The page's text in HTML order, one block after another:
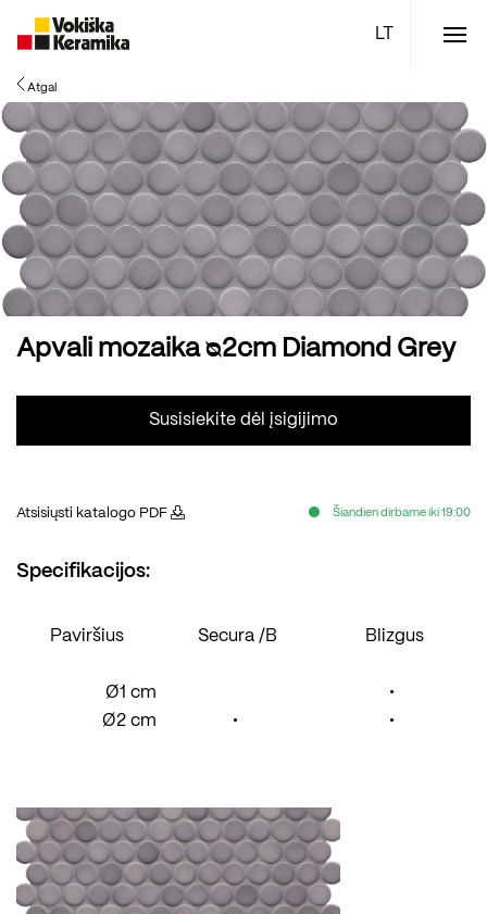
Atgal
Apvali mozaika ᴓ2cm Diamond Grey
Susisiekite dėl įsigijimo
Atsisiųsti katalogo PDF Šiandien dirbame iki 19:00
Specifikacijos:
Paviršius Secura /B Blizgus
Ø1 cm
•
Ø2 cm
• •
Meniu
Plytelės
Vonios kambario įranga
Boen parketlentės
Specialūs pasiūlymai TOP